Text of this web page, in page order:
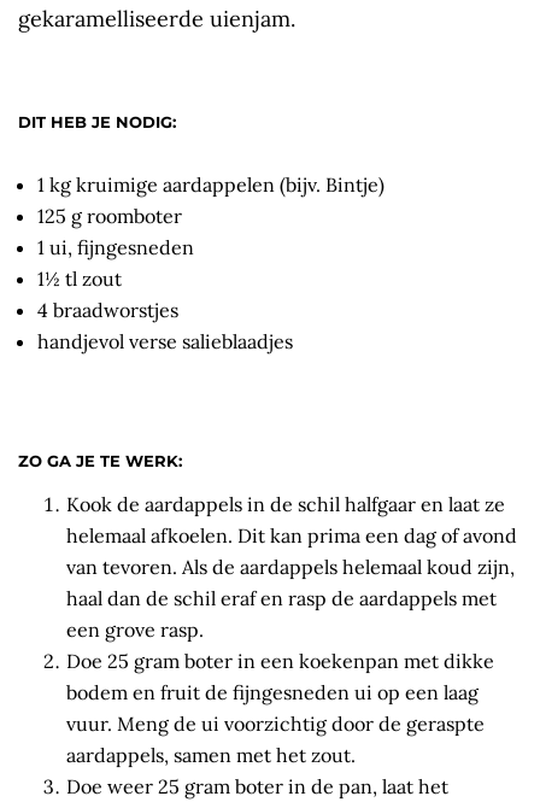
gekaramelliseerde uienjam.
DIT HEB JE NODIG:
1 kg kruimige aardappelen (bijv. Bintje)
125 g roomboter
1 ui, fijngesneden
1½ tl zout
4 braadworstjes
handjevol verse salieblaadjes
ZO GA JE TE WERK:
Kook de aardappels in de schil halfgaar en laat ze
helemaal afkoelen. Dit kan prima een dag of avond
van tevoren. Als de aardappels helemaal koud zijn,
haal dan de schil eraf en rasp de aardappels met
een grove rasp.
Doe 25 gram boter in een koekenpan met dikke
bodem en fruit de fijngesneden ui op een laag
vuur. Meng de ui voorzichtig door de geraspte
aardappels, samen met het zout.
Doe weer 25 gram boter in de pan, laat het